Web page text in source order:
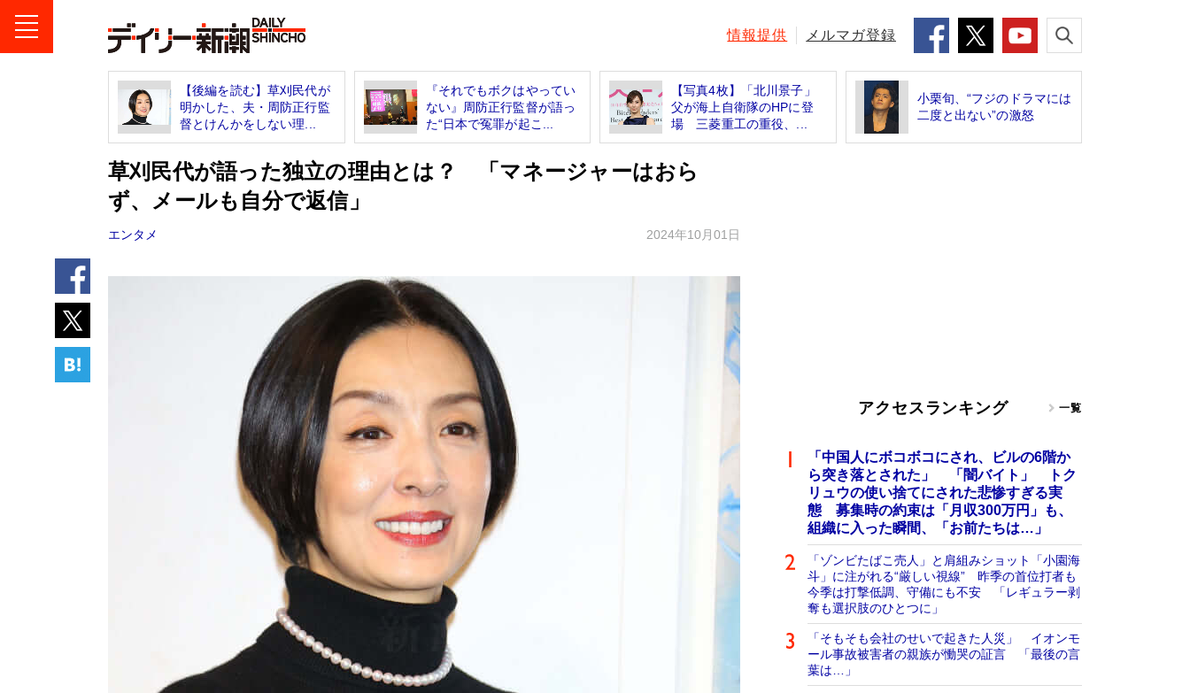
情報提供 メルマガ登録
【後編を読む】草刈民代が
明かした、夫・周防正行監
督とけんかをしない理...
『それでもボクはやってい
ない』周防正行監督が語っ
た“日本で冤罪が起こ...
【写真4枚】「北川景子」
父が海上自衛隊のHPに登
場 三菱重工の重役、...
小栗旬、“フジのドラマには
二度と出ない”の激怒
草刈民代が語った独立の理由とは？ 「マネージャーはおら
ず、メールも自分で返信」
エンタメ 2024年10月01日
アクセスランキング 一覧
「中国人にボコボコにされ、ビルの6階か
ら突き落とされた」 「闇バイト」 トク
リュウの使い捨てにされた悲惨すぎる実
態 募集時の約束は「月収300万円」も、
組織に入った瞬間、「お前たちは…」
「ゾンビたばこ売人」と肩組みショット「小園海
斗」に注がれる“厳しい視線” 昨季の首位打者も
今季は打撃低調、守備にも不安 「レギュラー剥
奪も選択肢のひとつに」
「そもそも会社のせいで起きた人災」 イオンモ
ール事故被害者の親族が慟哭の証言 「最後の言
葉は…」